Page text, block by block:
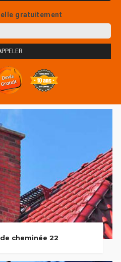
gratuitement
cheminée 22